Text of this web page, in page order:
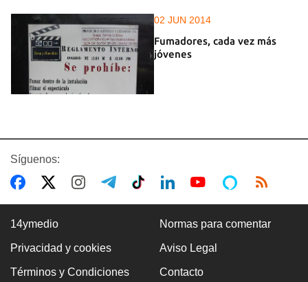
02 JUN 2014
Fumadores, cada vez más
jóvenes
Síguenos:
14ymedio Normas para comentar
Privacidad y cookies Aviso Legal
Términos y Condiciones Contacto